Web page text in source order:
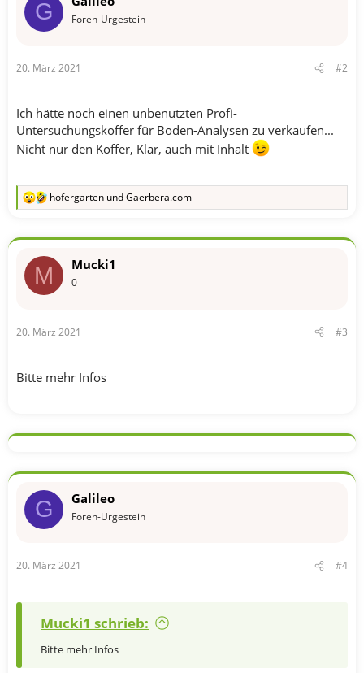
G Foren-Urgestein
20. März 2021 #2
Ich hätte noch einen unbenutzten Profi-
Untersuchungskoffer für Boden-Analysen zu verkaufen...
Nicht nur den Koffer, Klar, auch mit Inhalt
R
k
o
:
hofergarten undGaerbera.com
M Mucki1
0
20. März 2021 #3
Bitte mehr Infos
G Galileo
Foren-Urgestein
20. März 2021 #4
Mucki1 schrieb:
Bitte mehr Infos